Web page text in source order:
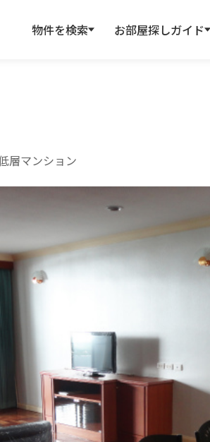
物件を検索 お部屋探しガイド
層マンション